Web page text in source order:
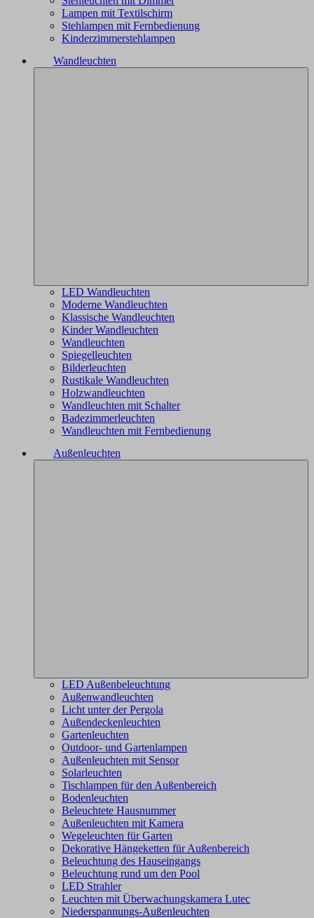
Lampen mit Textilschirm
Stehlampen mit Fernbedienung
Kinderzimmerstehlampen
Wandleuchten
LED Wandleuchten
Moderne Wandleuchten
Klassische Wandleuchten
Kinder Wandleuchten
Wandleuchten
Spiegelleuchten
Bilderleuchten
Rustikale Wandleuchten
Holzwandleuchten
Wandleuchten mit Schalter
Badezimmerleuchten
Wandleuchten mit Fernbedienung
Außenleuchten
LED Außenbeleuchtung
Außenwandleuchten
Licht unter der Pergola
Außendeckenleuchten
Gartenleuchten
Outdoor- und Gartenlampen
Außenleuchten mit Sensor
Solarleuchten
Tischlampen für den Außenbereich
Bodenleuchten
Beleuchtete Hausnummer
Außenleuchten mit Kamera
Wegeleuchten für Garten
Dekorative Hängeketten für Außenbereich
Beleuchtung des Hauseingangs
Beleuchtung rund um den Pool
LED Strahler
Leuchten mit Überwachungskamera Lutec
Niederspannungs-Außenleuchten